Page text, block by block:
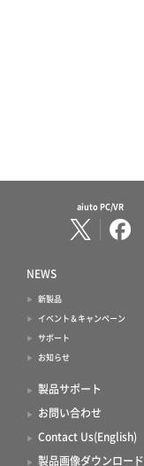
aiuto PC/VR
NEWS
新製品
イベント＆キャンペーン
サポート
お知らせ
製品サポート
お問い合わせ
Contact Us(English)
製品画像ダウンロード